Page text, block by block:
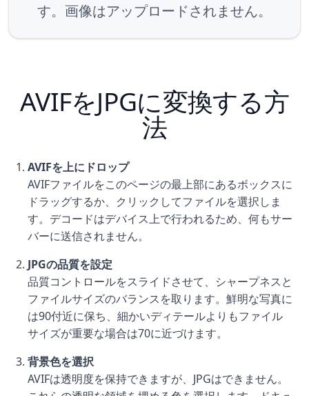
す。画像はアップロードされません。
AVIFをJPGに変換する方
法
AVIFを上にドロップ
AVIFファイルをこのページの最上部にあるボックスに
ドラッグするか、クリックしてファイルを選択しま
す。デコードはデバイス上で行われるため、何もサー
バーに送信されません。
JPGの品質を設定
品質コントロールをスライドさせて、シャープネスと
ファイルサイズのバランスを取ります。鮮明な写真に
は90付近に保ち、細かいディテールよりもファイル
サイズが重要な場合は70に近づけます。
背景色を選択
AVIFは透明度を保持できますが、JPGはできません。